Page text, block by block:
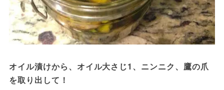
オイル漬けから、オイル大さじ1、ニンニク、鷹の爪